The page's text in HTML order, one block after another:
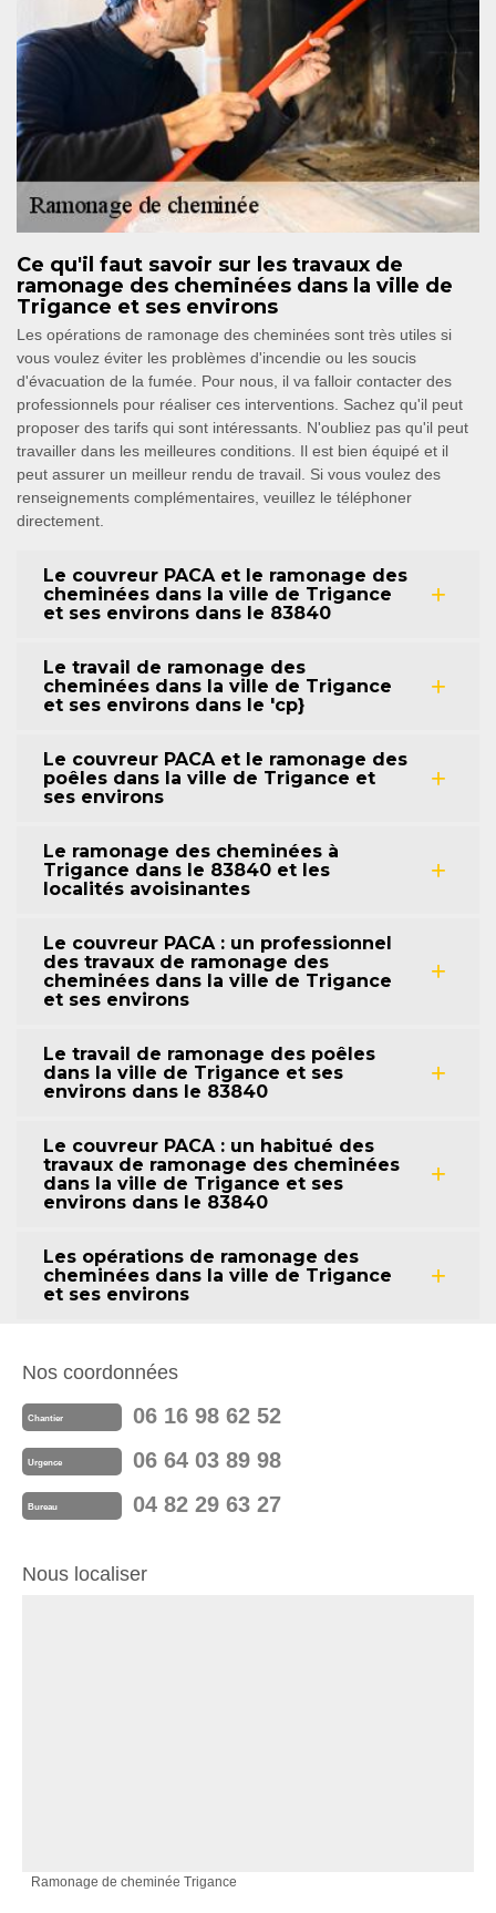
Ce qu'il faut savoir sur les travaux de
ramonage des cheminées dans la ville de
Trigance et ses environs
Les opérations de ramonage des cheminées sont très utiles si
vous voulez éviter les problèmes d'incendie ou les soucis
d'évacuation de la fumée. Pour nous, il va falloir contacter des
professionnels pour réaliser ces interventions. Sachez qu'il peut
proposer des tarifs qui sont intéressants. N'oubliez pas qu'il peut
travailler dans les meilleures conditions. Il est bien équipé et il
peut assurer un meilleur rendu de travail. Si vous voulez des
renseignements complémentaires, veuillez le téléphoner
directement.
Le couvreur PACA et le ramonage des
cheminées dans la ville de Trigance
et ses environs dans le 83840
Le travail de ramonage des
cheminées dans la ville de Trigance
et ses environs dans le 'cp}
Le couvreur PACA et le ramonage des
poêles dans la ville de Trigance et
ses environs
Le ramonage des cheminées à
Trigance dans le 83840 et les
localités avoisinantes
Le couvreur PACA : un professionnel
des travaux de ramonage des
cheminées dans la ville de Trigance
et ses environs
Le travail de ramonage des poêles
dans la ville de Trigance et ses
environs dans le 83840
Le couvreur PACA : un habitué des
travaux de ramonage des cheminées
dans la ville de Trigance et ses
environs dans le 83840
Les opérations de ramonage des
cheminées dans la ville de Trigance
et ses environs
Nos coordonnées
Chantier 06 16 98 62 52
Urgence 06 64 03 89 98
Bureau 04 82 29 63 27
Nous localiser
Ramonage de cheminée Trigance